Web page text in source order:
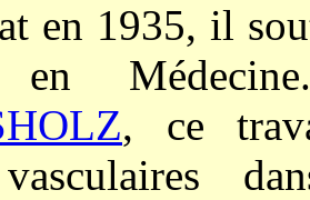
en 1935, il
en
, ce
vasculaires